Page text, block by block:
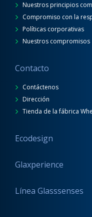
Nuestros principios
Compromiso con la
Políticas corporativas
Nuestros compromisos
Contacto
Contáctenos
Dirección
Tienda de la fábrica
Ecodesign
Glaxperience
Línea Glasssenses